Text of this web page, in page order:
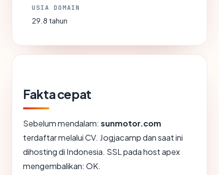
USIA DOMAIN
29.8 tahun
Fakta cepat
Sebelum mendalam: sunmotor.com
terdaftar melalui CV. Jogjacamp dan saat ini
dihosting di Indonesia. SSL pada host apex
mengembalikan: OK.